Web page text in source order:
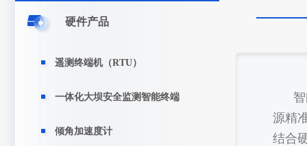
硬件产品
遥测终端机（RTU）
一体化大坝安全监测智能终端
倾角加速度计
源精
结合